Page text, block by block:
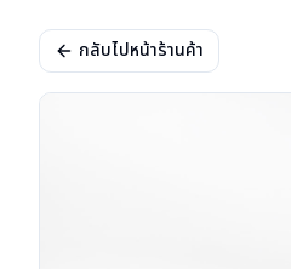
กลับไปหน้าร้านค้า